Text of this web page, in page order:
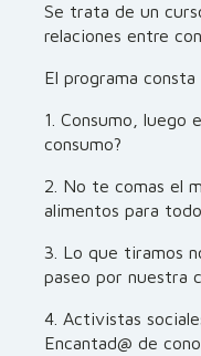
Se trata de un
relaciones entre
El programa
1. Consumo, luego
consumo?
2. No te comas el
alimentos para
3. Lo que tiramos
paseo por nuestra
4. Activistas
Encantad@ de